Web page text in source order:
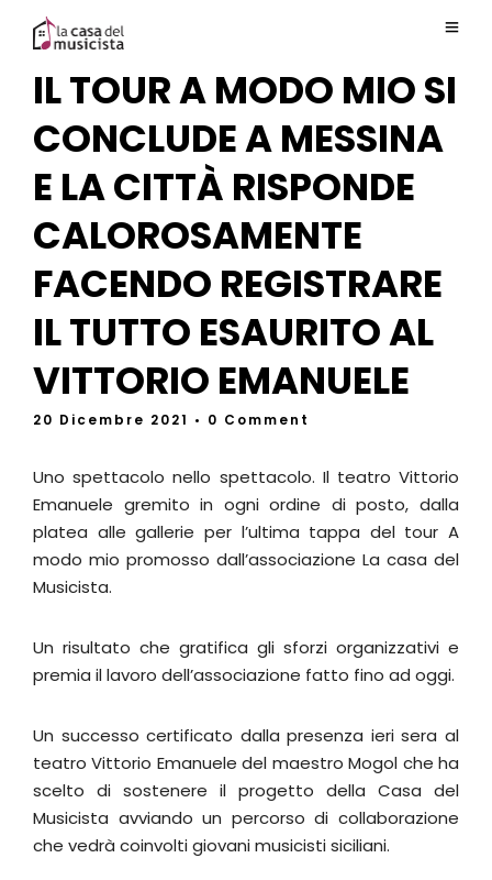
IL TOUR A MODO MIO SI
CONCLUDE A MESSINA
E LA CITTÀ RISPONDE
CALOROSAMENTE
FACENDO REGISTRARE
IL TUTTO ESAURITO AL
VITTORIO EMANUELE
20 Dicembre 2021 • 0 Comment
Uno spettacolo nello spettacolo. Il teatro Vittorio
Emanuele gremito in ogni ordine di posto, dalla
platea alle gallerie per l’ultima tappa del tour A
modo mio promosso dall’associazione La casa del
Musicista.
Un risultato che gratifica gli sforzi organizzativi e
premia il lavoro dell’associazione fatto fino ad oggi.
Un successo certificato dalla presenza ieri sera al
teatro Vittorio Emanuele del maestro Mogol che ha
scelto di sostenere il progetto della Casa del
Musicista avviando un percorso di collaborazione
che vedrà coinvolti giovani musicisti siciliani.